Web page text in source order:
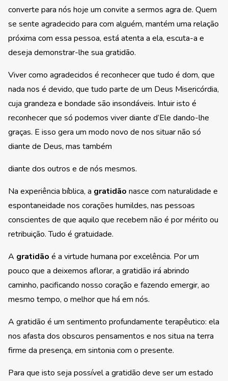
converte para nós hoje um convite a sermos agra de. Quem
se sente agradecido para com alguém, mantém uma relação
próxima com essa pessoa, está atenta a ela, escuta-a e
deseja demonstrar-lhe sua gratidão.
Viver como agradecidos é reconhecer que tudo é dom, que
nada nos é devido, que tudo parte de um Deus Misericórdia,
cuja grandeza e bondade são insondáveis. Intuir isto é
reconhecer que só podemos viver diante d’Ele dando-lhe
graças. E isso gera um modo novo de nos situar não só
diante de Deus, mas também
diante dos outros e de nós mesmos.
Na experiência bíblica, a gratidão nasce com naturalidade e
espontaneidade nos corações humildes, nas pessoas
conscientes de que aquilo que recebem não é por mérito ou
retribuição. Tudo é gratuidade.
A gratidão é a virtude humana por excelência. Por um
pouco que a deixemos aflorar, a gratidão irá abrindo
caminho, pacificando nosso coração e fazendo emergir, ao
mesmo tempo, o melhor que há em nós.
A gratidão é um sentimento profundamente terapêutico: ela
nos afasta dos obscuros pensamentos e nos situa na terra
firme da presença, em sintonia com o presente.
Para que isto seja possível a gratidão deve ser um estado